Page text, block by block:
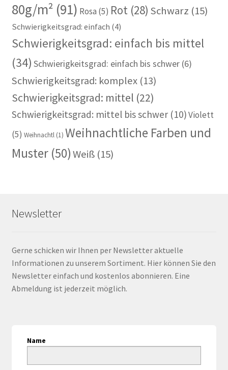
80g/m² (91) Rosa (5) Rot(28) Schwarz (15)
Schwierigkeitsgrad: einfach (4)
Schwierigkeitsgrad: einfach bis mittel
(34) Schwierigkeitsgrad: einfach bis schwer(6)
Schwierigkeitsgrad: komplex(13)
Schwierigkeitsgrad: mittel (22)
Schwierigkeitsgrad: mittel bis schwer(10)Violett
(5) Weihnachtl(1) Weihnachtliche Farben und
Muster(50)Weiß(15)
Newsletter
Gerne schicken wir Ihnen per Newsletter aktuelle
Informationen zu unserem Sortiment. Hier können Sie den
Newsletter einfach und kostenlos abonnieren. Eine
Abmeldung ist jederzeit möglich.
Name